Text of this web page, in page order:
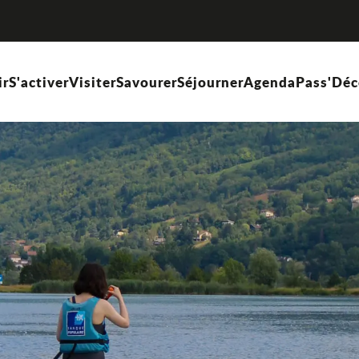
S'activerVisiterSavourerSéjournerAgenda